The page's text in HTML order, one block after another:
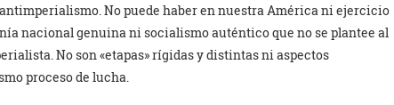
No puede haber en nuestra América ni ejercicio
nacional genuina ni socialismo auténtico que no se plantee al
No son «etapas» rígidas y distintas ni aspectos
proceso de lucha.